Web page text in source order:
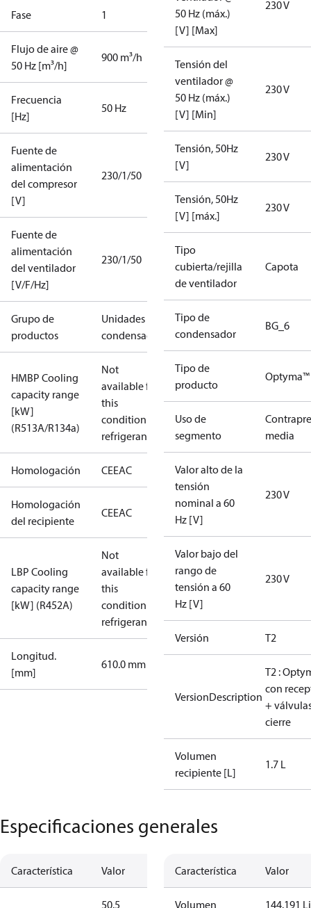
Fase 1
Flujo de aire @
50 Hz [m³/h]
900 m³/h
Frecuencia
[Hz]
50 Hz
Fuente de
alimentación
del compresor
[V]
230/1/50
Fuente de
alimentación
del ventilador
[V/F/Hz]
230/1/50
Grupo de
productos
Unidades
condensadoras
HMBP Cooling
capacity range
[kW]
(R513A/R134a)
Not
available for
this
condition /
refrigerant
Homologación CEEAC
Homologación
del recipiente
CEEAC
LBP Cooling
capacity range
[kW] (R452A)
Not
available for
this
condition /
refrigerant
Longitud.
[mm]
610.0 mm
50 Hz (máx.)
[V] [Max]
230 V
Tensión del
ventilador @
50 Hz (máx.)
[V] [Min]
230 V
Tensión, 50Hz
[V]
230 V
Tensión, 50Hz
[V] [máx.]
230 V
Tipo
cubierta/rejilla
de ventilador
Capota
Tipo de
condensador
BG_6
Tipo de
producto
Optyma™
Uso de
segmento
media
Valor alto de la
tensión
nominal a 60
Hz [V]
230 V
Valor bajo del
rango de
tensión a 60
Hz [V]
230 V
Versión T2
VersionDescription
T2 :
con
+
cierre
Volumen
recipiente [L]
1.7 L
Especificaciones generales
Característica Valor
50.5
Característica Valor
Volumen 144.191